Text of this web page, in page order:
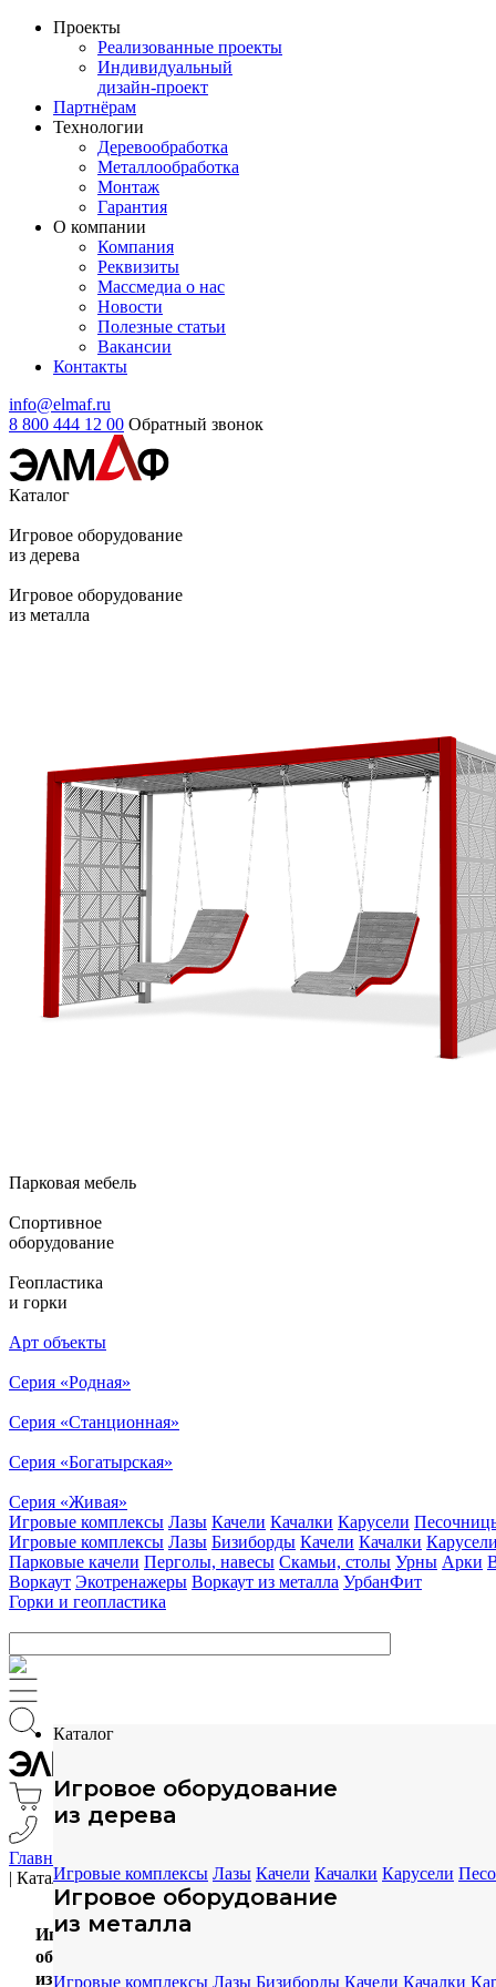
Проекты
Реализованные проекты
Индивидуальный
дизайн-проект
Партнёрам
Технологии
Деревообработка
Металлообработка
Монтаж
Гарантия
О компании
Компания
Реквизиты
Массмедиа о нас
Новости
Полезные статьи
Вакансии
Контакты
info@elmaf.ru
8 800 444 12 00 Обратный звонок
Каталог
Игровое оборудование
из дерева
Игровое оборудование
из металла
Парковая мебель
Спортивное
оборудование
Геопластика
и горки
Арт объекты
Серия «Родная»
Серия «Станционная»
Серия «Богатырская»
Серия «Живая»
Игровые комплексы Лазы Качели Качалки Карусели
Игровые комплексы Лазы Бизиборды Качели Качалки Карусели
Парковые качели Перголы, навесы Скамьи, столы Урны Арки
Воркаут Экотренажеры Воркаут из металла УрбанФит
Горки и геопластика
Каталог
Игровое оборудование
из дерева
Игровые комплексы Лазы Качели Качалки Карусели
Игровое оборудование
из металла
Игровые комплексы Лазы Бизиборды Качели Качалки
Главная
| Каталог
Игровое
оборудование
из дерева